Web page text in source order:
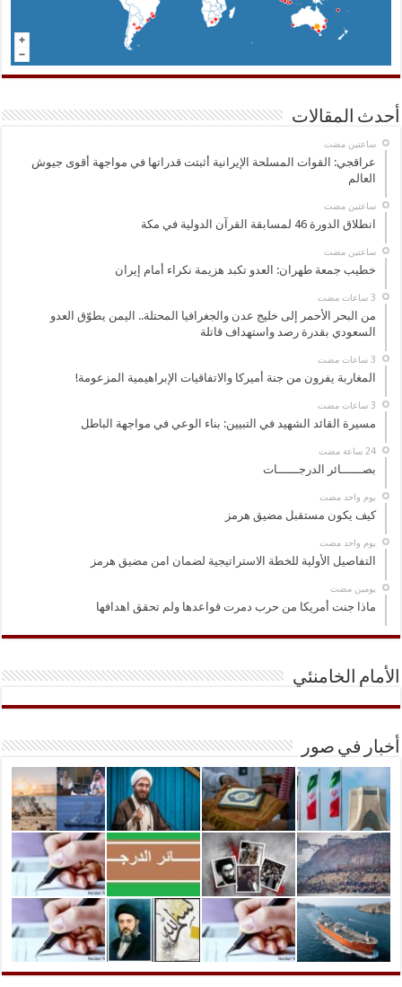
أحدث المقالات
‏ساعتين مضت
عراقجي: القوات المسلحة الإيرانية أثبتت قدراتها في مواجهة أقوى جيوش
العالم
‏ساعتين مضت
انطلاق الدورة 46 لمسابقة القرآن الدولية في مكة
‏ساعتين مضت
خطيب جمعة طهران: العدو تكبد هزيمة نكراء أمام إيران
من البحر الأحمر إلى خليج عدن والجغرافيا المحتلة.. اليمن يطوّق العدو
السعودي بقدرة رصد واستهداف قاتلة
المغاربة يفرون من جنة أميركا والاتفاقيات الإبراهيمية المزعومة!
مسيرة القائد الشهيد في التبيين: بناء الوعي في مواجهة الباطل
‏24 ساعة مضت
بصــــــائر الدرجــــــات
‏يوم واحد مضت
كيف يكون مستقبل مضيق هرمز
‏يوم واحد مضت
التفاصيل الأولية للخطة الاستراتيجية لضمان امن مضيق هرمز
‏يومين مضت
ماذا جنت أمريكا من حرب دمرت قواعدها ولم تحقق اهدافها
الأمام الخامنئي
أخبار في صور